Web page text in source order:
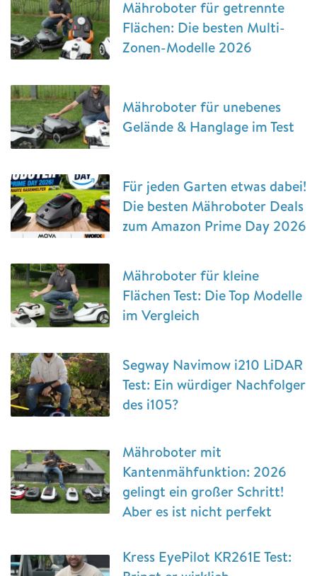
Mähroboter für getrennte
Flächen: Die besten Multi-
Zonen-Modelle 2026
Mähroboter für unebenes
Gelände & Hanglage im Test
Für jeden Garten etwas dabei!
Die besten Mähroboter Deals
zum Amazon Prime Day 2026
Mähroboter für kleine
Flächen Test: Die Top Modelle
im Vergleich
Segway Navimow i210 LiDAR
Test: Ein würdiger Nachfolger
des i105?
Mähroboter mit
Kantenmähfunktion: 2026
gelingt ein großer Schritt!
Aber es ist nicht perfekt
Kress EyePilot KR261E Test: